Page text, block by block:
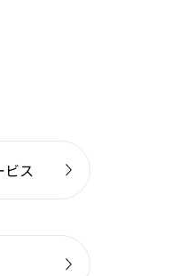
ビス